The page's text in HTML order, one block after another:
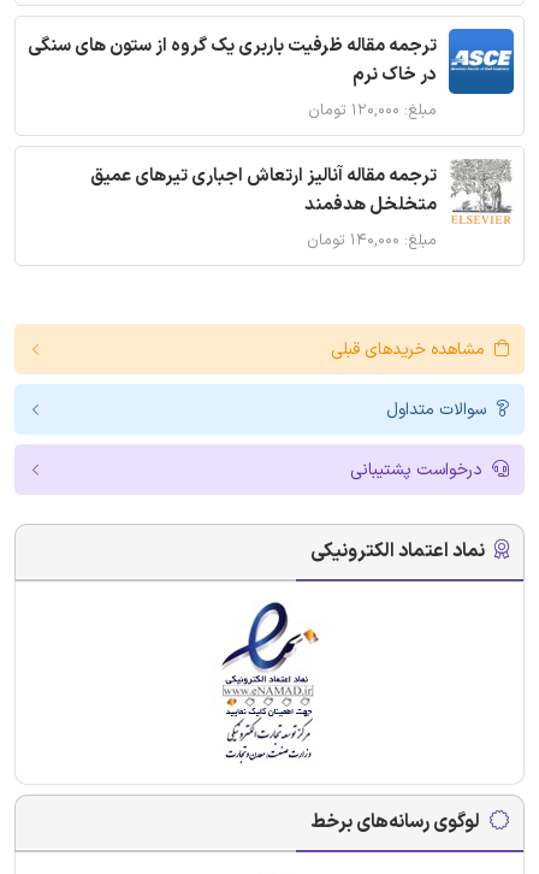
ترجمه مقاله ظرفیت باربری یک گروه از ستون های سنگی
در خاک نرم
مبلغ: ۱۲۰,۰۰۰ تومان
ترجمه مقاله آنالیز ارتعاش اجباری تیرهای عمیق
متخلخل هدفمند
مبلغ: ۱۴۰,۰۰۰ تومان
مشاهده خریدهای قبلی
سوالات متداول
درخواست پشتیبانی
نماد اعتماد الکترونیکی
لوگوی رسانه‌های برخط